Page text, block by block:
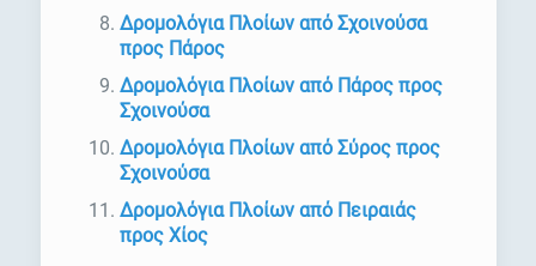
Δρομολόγια Πλοίων από Σχοινούσα
προς Πάρος
Δρομολόγια Πλοίων από Πάρος προς
Σχοινούσα
Δρομολόγια Πλοίων από Σύρος προς
Σχοινούσα
Δρομολόγια Πλοίων από Πειραιάς
προς Χίος